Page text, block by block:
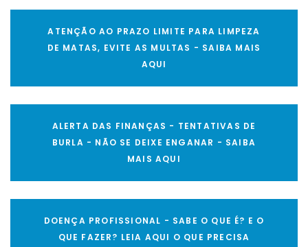
ATENÇÃO AO PRAZO LIMITE PARA LIMPEZA
DE MATAS, EVITE AS MULTAS - SAIBA MAIS
AQUI
ALERTA DAS FINANÇAS - TENTATIVAS DE
BURLA - NÃO SE DEIXE ENGANAR - SAIBA
MAIS AQUI
DOENÇA PROFISSIONAL - SABE O QUE É? E O
QUE FAZER? LEIA AQUI O QUE PRECISA